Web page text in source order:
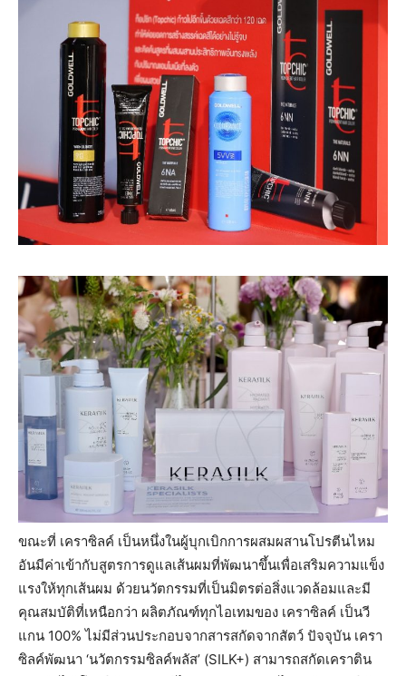
ขณะที่ เคราซิลค์ เป็นหนึ่งในผู้บุกเบิกการผสมผสานโปรตีนไหม
อันมีค่าเข้ากับสูตรการดูแลเส้นผมที่พัฒนาขึ้นเพื่อเสริมความแข็ง
แรงให้ทุกเส้นผม ด้วยนวัตกรรมที่เป็นมิตรต่อสิ่งแวดล้อมและมี
คุณสมบัติที่เหนือกว่า ผลิตภัณฑ์ทุกไอเทมของ เคราซิลค์ เป็นวี
แกน 100% ไม่มีส่วนประกอบจากสารสกัดจากสัตว์ ปัจจุบัน เครา
ซิลค์พัฒนา ‘นวัตกรรมซิลค์พลัส’ (SILK+) สามารถสกัดเคราติน